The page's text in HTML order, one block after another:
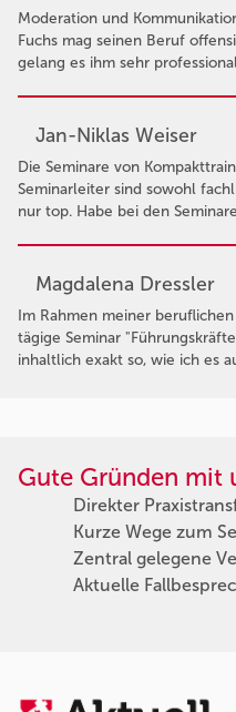
Moderation und
Fuchs mag seinen Beruf
gelang es ihm sehr
Jan-Niklas Weiser
Die Seminare von
Seminarleiter sind sowohl
nur top. Habe bei den
Magdalena Dressler
Im Rahmen meiner
tägige Seminar
inhaltlich exakt so, wie ich es
Gute Gründen mit
Direkter
Kurze Wege zum
Zentral gelegene
Aktuelle